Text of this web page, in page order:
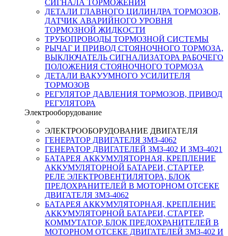
СИГНАЛА ТОРМОЖЕНИЯ
ДЕТАЛИ ГЛАВНОГО ЦИЛИНДРА ТОРМОЗОВ,
ДАТЧИК АВАРИЙНОГО УРОВНЯ
ТОРМОЗНОЙ ЖИДКОСТИ
ТРУБОПРОВОДЫ ТОРМОЗНОЙ СИСТЕМЫ
РЫЧАГ И ПРИВОД СТОЯНОЧНОГО ТОРМОЗА,
ВЫКЛЮЧАТЕЛЬ СИГНАЛИЗАТОРА РАБОЧЕГО
ПОЛОЖЕНИЯ СТОЯНОЧНОГО ТОРМОЗА
ДЕТАЛИ ВАКУУМНОГО УСИЛИТЕЛЯ
ТОРМОЗОВ
РЕГУЛЯТОР ДАВЛЕНИЯ ТОРМОЗОВ, ПРИВОД
РЕГУЛЯТОРА
Электрооборудование
ЭЛЕКТРООБОРУДОВАНИЕ ДВИГАТЕЛЯ
ГЕНЕРАТОР ДВИГАТЕЛЯ ЗМЗ-4062
ГЕНЕРАТОР ДВИГАТЕЛЕЙ ЗМЗ-402 И ЗМЗ-4021
БАТАРЕЯ АККУМУЛЯТОРНАЯ, КРЕПЛЕНИЕ
АККУМУЛЯТОРНОЙ БАТАРЕИ, СТАРТЕР,
РЕЛЕ ЭЛЕКТРОВЕНТИЛЯТОРА, БЛОК
ПРЕДОХРАНИТЕЛЕЙ В МОТОРНОМ ОТСЕКЕ
ДВИГАТЕЛЯ ЗМЗ-4062
БАТАРЕЯ АККУМУЛЯТОРНАЯ, КРЕПЛЕНИЕ
АККУМУЛЯТОРНОЙ БАТАРЕИ, СТАРТЕР,
КОММУТАТОР, БЛОК ПРЕДОХРАНИТЕЛЕЙ В
МОТОРНОМ ОТСЕКЕ ДВИГАТЕЛЕЙ ЗМЗ-402 И